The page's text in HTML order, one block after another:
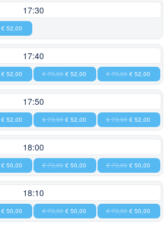
17:30
€ 52,00
17:40
€ 52,00 € 73,00 € 52,00 € 73,00 € 52,00
17:50
€ 52,00 € 73,00 € 52,00 € 73,00 € 52,00
18:00
€ 50,00 € 73,00 € 50,00 € 73,00 € 50,00
18:10
€ 50,00 € 73,00 € 50,00 € 73,00 € 50,00